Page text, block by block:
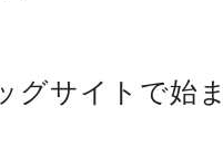
グサイトで始